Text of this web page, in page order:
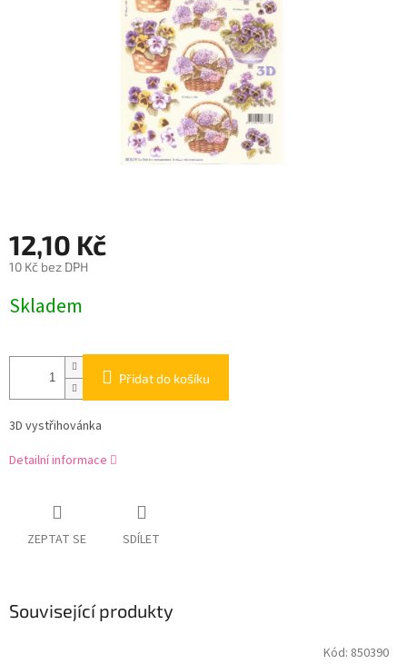
12,10 Kč
10 Kč bez DPH
cena:
Skladem
Přidat do košíku
3D vystřihovánka
Detailní informace
ZEPTAT SE SDÍLET
Související produkty
Kód: 850390